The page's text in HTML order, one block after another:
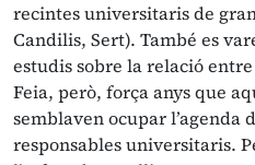
recintes universitaris de
Candilis, Sert). També es
estudis sobre la relació
Feia, però, força anys que
semblaven ocupar l’agenda
responsables universitaris.